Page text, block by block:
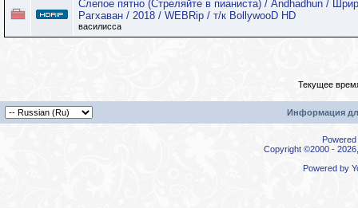
Слепое пятно (Стреляйте в пианиста) / Andhadhun /
Рагхаван / 2018 / WEBRip / т/к BollywooD HD
василисса
Текущее
Информация
Copyright ©2000 -
Powered by